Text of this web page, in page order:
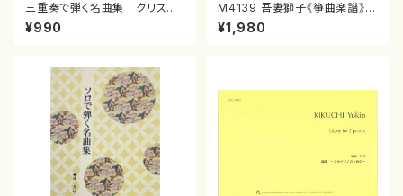
三重奏で弾く名曲集 クリスマ
スメドレー( 箏2/大平光美 編
曲/楽譜）
¥990
M4139 吾妻獅子《箏曲楽譜》
（箏/宮城道雄著・宮城宗家監修/
箏曲古典楽譜）
¥1,980